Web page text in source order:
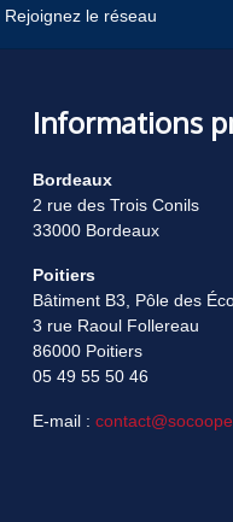
Rejoignez le réseau
Informations
Bordeaux
2 rue des Trois Conils
33000 Bordeaux
Poitiers
Bâtiment B3, Pôle des
3 rue Raoul Follereau
86000 Poitiers
05 49 55 50 46
E-mail :